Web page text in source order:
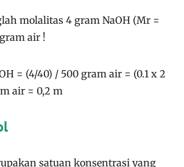
molalitas 4 gram NaOH (Mr =
air !
= (4/40) / 500 gram air = (0.1 x 2
air = 0,2 m
satuan konsentrasi yang